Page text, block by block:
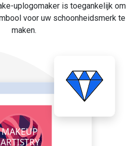
uplogomaker is toegankelijk om
voor uw schoonheidsmerk te
maken.